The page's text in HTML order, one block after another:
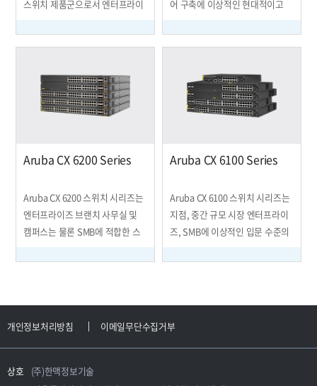
스위치 제품군으로서 엔터프라이
터센터 내 액세스, 어그리게이션,
보안 및 복원력이 내장된 획기적
인 운영 효율성을 위한 6400 스위
치는 IoT, 모바일 및 클라우드 애
어 구축에 이상적인 현대적이고
제품군입니다. 강력한 분산형 아
수요에 대비하여 네트워크를 준비
시킬 수 있도록 확장 가능하고 무
한한 성능을 제공합니다. 이 시리
멀티기가비트 이더넷이 장착된 24
PoE 모델을 포함합니다. 완전히
Aruba CX 6200 Series
Aruba CX 6200 스위치 시리즈는
엔터프라이즈 브랜치 사무실 및
캠퍼스는 물론 SMB에 적합한 스
하기 쉬운 구성 툴을 통해 오류 없
니스에 영향을 미치기 전에 문제
를 해결할 수 있습니다. 또한 IoT
및 업무 환경 이동성을 위한 네트
Aruba CX 6100 Series
Aruba CX 6100 스위치 시리즈는
지점, 중간 규모 시장 엔터프라이
즈, SMB에 이상적인 입문 수준의
Layer 2 스위치 시리즈는 IoT를
포해 네트워크를 보호할 수 있습
니다. 사용이 간편한 구성 도구를
개인정보처리방침 이메일무단수집거부
상호
(주)한맥정보기술